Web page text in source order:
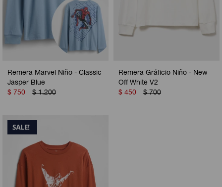
Remera Marvel Niño - Classic
Jasper Blue
$ 750 $ 1.200
Remera Gráficio Niño - New
Off White V2
$ 450 $ 700